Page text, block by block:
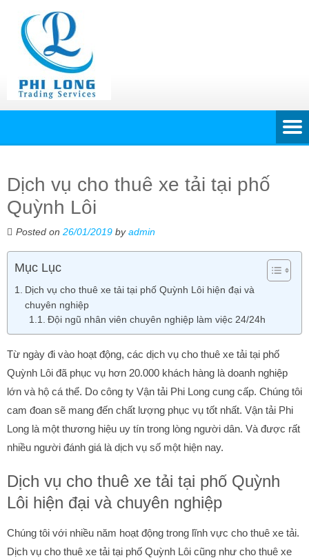
Dịch vụ cho thuê xe tải tại phố
Quỳnh Lôi
Posted on 26/01/2019 byadmin
Mục Lục
Dịch vụ cho thuê xe tải tại phố Quỳnh Lôi hiện đại và
chuyên nghiệp
Đội ngũ nhân viên chuyên nghiệp làm việc 24/24h
Từ ngày đi vào hoạt động, các dịch vụ cho thuê xe tải tại phố
Quỳnh Lôi đã phục vụ hơn 20.000 khách hàng là doanh nghiệp
lớn và hộ cá thể. Do công ty Vận tải Phi Long cung cấp. Chúng tôi
cam đoan sẽ mang đến chất lượng phục vụ tốt nhất. Vận tải Phi
Long là một thương hiệu uy tín trong lòng người dân. Và được rất
nhiều người đánh giá là dịch vụ số một hiện nay.
Dịch vụ cho thuê xe tải tại phố Quỳnh
Lôi hiện đại và chuyên nghiệp
Chúng tôi với nhiều năm hoạt động trong lĩnh vực cho thuê xe tải.
Dịch vụ cho thuê xe tải tại phố Quỳnh Lôi cũng như cho thuê xe